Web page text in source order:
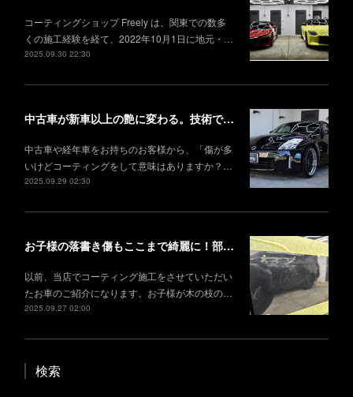
コーティングショップ Freely は、関東での数多
くの施工経験を経て、2022年10月1日に地元・…
2025.09.30 22:30
中古車が新車以上の艶に変わる。技術で叶える理想の仕上がり
中古車や経年車をお持ちのお客様から、「傷が多
いけどコーティングをして意味はありますか？…
2025.09.29 02:30
お子様の落書き傷もここまで綺麗に！部分研磨＋部分コーティング事例
以前、当店でコーティング施工をさせていただい
たお車のご紹介になります。お子様が木の枝の…
2025.09.27 02:00
検索